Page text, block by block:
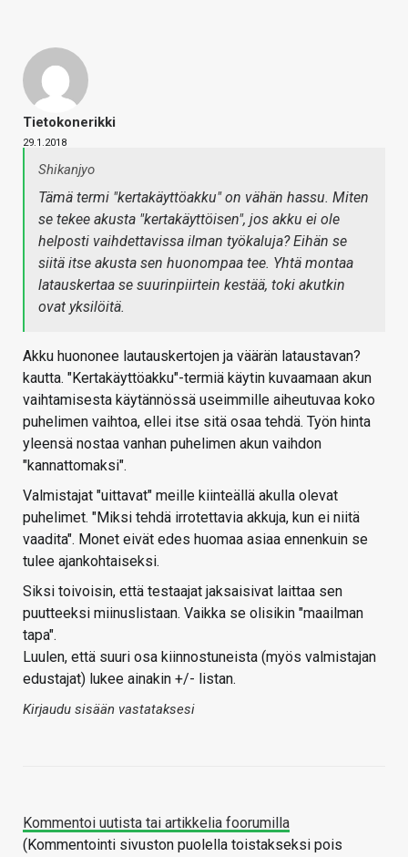
Tietokonerikki
29.1.2018
Shikanjyo
Tämä termi "kertakäyttöakku" on vähän hassu. Miten
se tekee akusta "kertakäyttöisen", jos akku ei ole
helposti vaihdettavissa ilman työkaluja? Eihän se
siitä itse akusta sen huonompaa tee. Yhtä montaa
latauskertaa se suurinpiirtein kestää, toki akutkin
ovat yksilöitä.
Akku huononee lautauskertojen ja väärän lataustavan?
kautta. "Kertakäyttöakku"-termiä käytin kuvaamaan akun
vaihtamisesta käytännössä useimmille aiheutuvaa koko
puhelimen vaihtoa, ellei itse sitä osaa tehdä. Työn hinta
yleensä nostaa vanhan puhelimen akun vaihdon
"kannattomaksi".
Valmistajat "uittavat" meille kiinteällä akulla olevat
puhelimet. "Miksi tehdä irrotettavia akkuja, kun ei niitä
vaadita". Monet eivät edes huomaa asiaa ennenkuin se
tulee ajankohtaiseksi.
Siksi toivoisin, että testaajat jaksaisivat laittaa sen
puutteeksi miinuslistaan. Vaikka se olisikin "maailman
tapa".
Luulen, että suuri osa kiinnostuneista (myös valmistajan
edustajat) lukee ainakin +/- listan.
Kirjaudu sisään vastataksesi
Kommentoi uutista tai artikkelia foorumilla
(Kommentointi sivuston puolella toistakseksi pois